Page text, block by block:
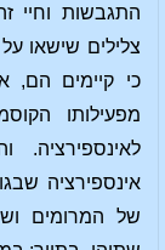
התגבשות וחיי
צלילים שישאו
כי קיימים הם,
מפעילותו
אינספירציה
של המרומים